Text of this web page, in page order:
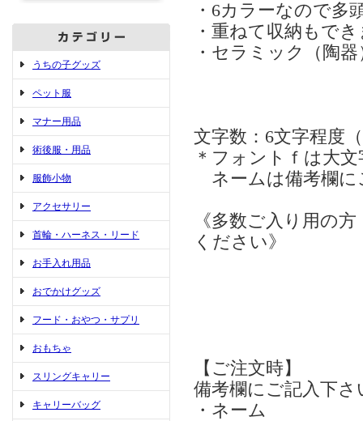
うちの子グッズ
ペット服
マナー用品
術後服・用品
服飾小物
アクセサリー
首輪・ハーネス・リード
お手入れ用品
おでかけグッズ
フード・おやつ・サプリ
おもちゃ
スリングキャリー
キャリーバッグ
・6カラーなので多
・重ねて収納もで
・セラミック（陶
文字数：6文字程度
＊フォントｆは大
ネームは備考欄に
《多数ご入り用の
ください》
【ご注文時】
備考欄にご記入下さ
・ネーム